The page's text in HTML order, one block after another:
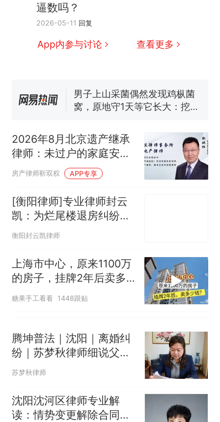
逼数吗？
2026-05-11 回复
App内参与讨论 查看更多
因老师一句“跟我回家”改写了
人生
新
制裁瓜子饺子，美国怕什
么？
协会回应
男子上山采菌偶然发现鸡枞菌
窝，原地守1天等它长大：挖了
回大海 目击者直呼震惊 （视频
来源：参考消息）
女子开一天一夜空调后二氧化
碳中毒
热 那个在床头放菜刀的女孩，
因老师一句“跟我回家”改写了
人生
2026年8月北京遗产继承
律师：未过户的家庭安置
房，能否按赠与协议撤
房产律师靳双权 APP专享
[衡阳律师]专业律师封云
凯：为烂尾楼退房纠纷当
事人保驾护航
衡阳封云凯律师
上海市中心，原来1100万
的房子，挂牌2年后卖多
少钱？
糖果手工看看 1448跟贴
腾坤普法｜沈阳｜离婚纠
纷｜苏梦秋律师细说父母
全款买房婚后加名离婚怎
苏梦秋律师
沈阳沈河区律师专业解
读：情势变更解除合同的